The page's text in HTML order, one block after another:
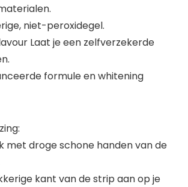
niet-peroxidegel.
Laat je een zelfverzekerde
formule en whitening
met droge schone handen van de
kant van de strip aan op je